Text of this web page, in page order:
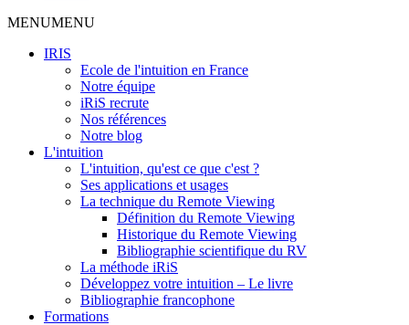
MENUMENU
IRIS
Ecole de l'intuition en France
Notre équipe
iRiS recrute
Nos références
Notre blog
L'intuition
L'intuition, qu'est ce que c'est ?
Ses applications et usages
La technique du Remote Viewing
Définition du Remote Viewing
Historique du Remote Viewing
Bibliographie scientifique du RV
La méthode iRiS
Développez votre intuition – Le livre
Bibliographie francophone
Formations